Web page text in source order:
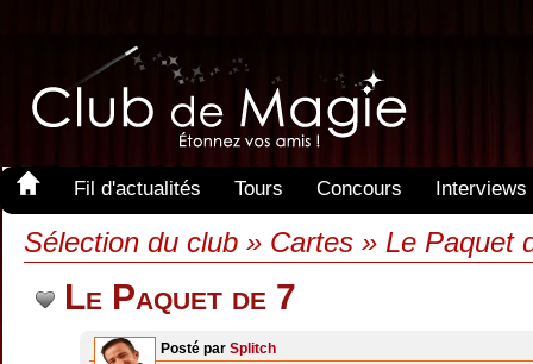
Fil d'actualités Tours Concours Interviews
Sélection du club » Cartes » Le Paquet
Le Paquet de 7
Posté par Splitch